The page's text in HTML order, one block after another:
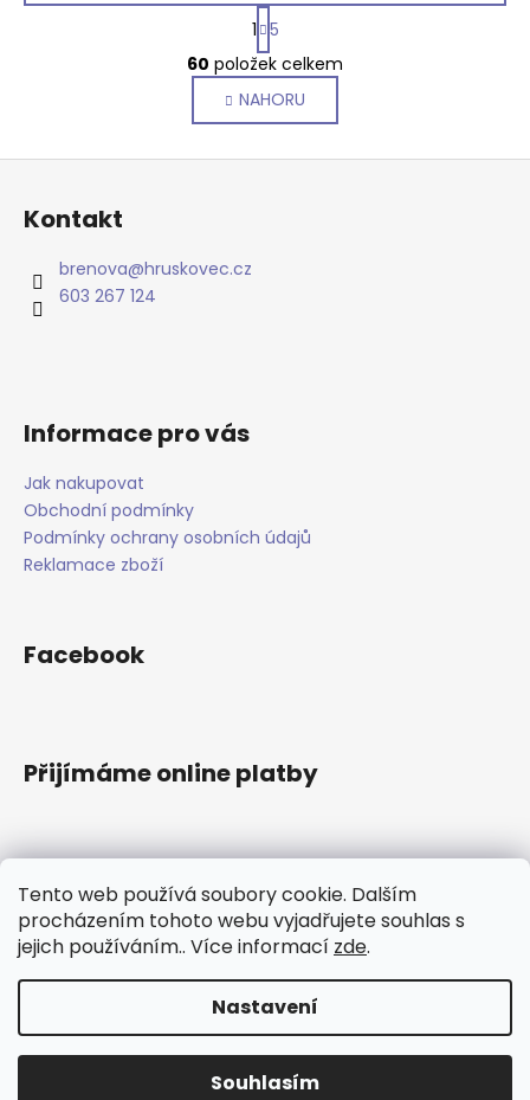
Tento web používá soubory cookie. Dalším
procházením tohoto webu vyjadřujete souhlas s
jejich používáním.. Více informací zde.
Nastavení
Souhlasím
O
v
l
á
d
u
S
t
r
á
n
k
o
1 5
60 položek celkem
NAHORU
Kontakt
brenova@hruskovec.cz
603 267 124
Informace pro vás
Jak nakupovat
Obchodní podmínky
Podmínky ochrany osobních údajů
Reklamace zboží
Facebook
Přijímáme online platby
Instagram
Sledovat na Instagramu
Vytvořil Shoptet
Hruškovec. Všechna práva vyhrazena.